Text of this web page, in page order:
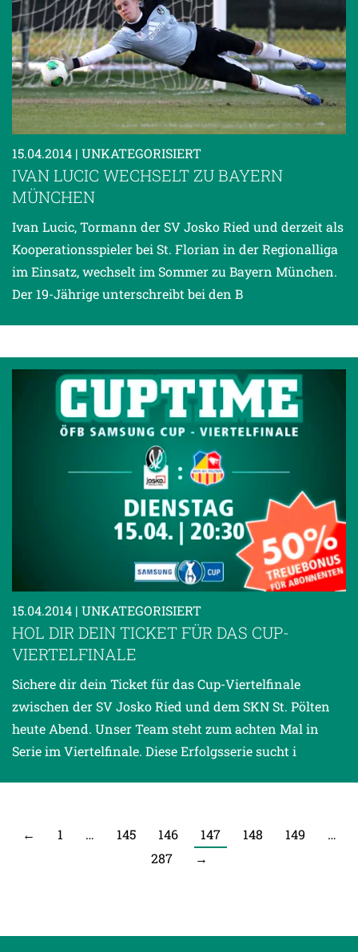
15.04.2014 | UNKATEGORISIERT
IVAN LUCIC WECHSELT ZU BAYERN
MÜNCHEN
Ivan Lucic, Tormann der SV Josko Ried und derzeit als
Kooperationsspieler bei St. Florian in der Regionalliga
im Einsatz, wechselt im Sommer zu Bayern München.
Der 19-Jährige unterschreibt bei den B
15.04.2014 | UNKATEGORISIERT
HOL DIR DEIN TICKET FÜR DAS CUP-
VIERTELFINALE
Sichere dir dein Ticket für das Cup-Viertelfinale
zwischen der SV Josko Ried und dem SKN St. Pölten
heute Abend. Unser Team steht zum achten Mal in
Serie im Viertelfinale. Diese Erfolgsserie sucht i
← 1 … 145 146 147 148 149
…
287
→